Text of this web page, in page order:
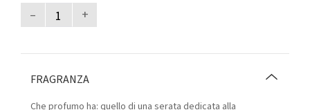
– +
FRAGRANZA
Che profumo ha: quello di una serata dedicata alla